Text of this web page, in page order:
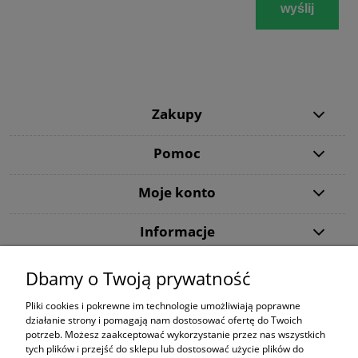
wyślij
Zakupy
Pomoc
Moje konto
Informacje
Dziękujemy, że wybraliście DiveMarket.pl. Jeżeli w trakcie procesu składania
zamówienia lub jego realizacji pojawią się jakieś pytania - zapraszamy do
kontaktu.
Tecline|Maski ze szkłami korekcyjnymi|Snorkeling|Kompas Suunto
Butla 300 bar|Bojka dekompresyjna|Sprzęt do nurkowania
Dbamy o Twoją prywatność
Pliki cookies i pokrewne im technologie umożliwiają poprawne
działanie strony i pomagają nam dostosować ofertę do Twoich
potrzeb. Możesz zaakceptować wykorzystanie przez nas wszystkich
tych plików i przejść do sklepu lub dostosować użycie plików do